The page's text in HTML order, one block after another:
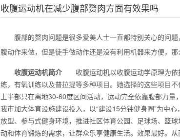
收腹运动机在减少腹部赘肉方面有效果吗
腹部的赘肉问题是很多爱美人士一直都特别关心的问题
腹动作来做，但是徒手做动作还是没有利用机器来方便，
收腹运动机简介收腹运动机以收腹运动学原理为依
练，有氧训练以及普拉提等多种项目。她选择的这些项目
上半部只在离地30-60度区间活动，运动完全依靠腹部力
我市加大体育设施建设投入，以“建设15分钟健身圈”为中
放型、参与式健身环境，推进社区体育公园、足球场、篮
动和体育锻炼的需求，让群众乐享健康生活。效果最好。